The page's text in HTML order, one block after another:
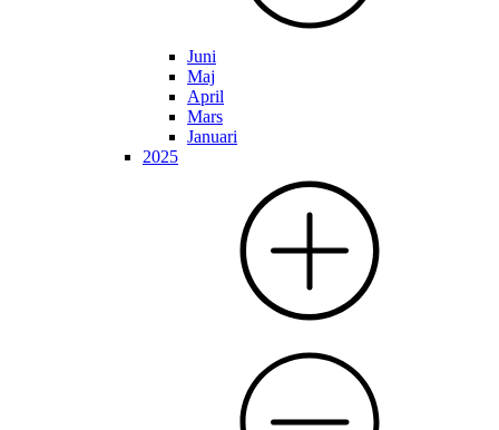
Juni
Maj
April
Mars
Januari
2025